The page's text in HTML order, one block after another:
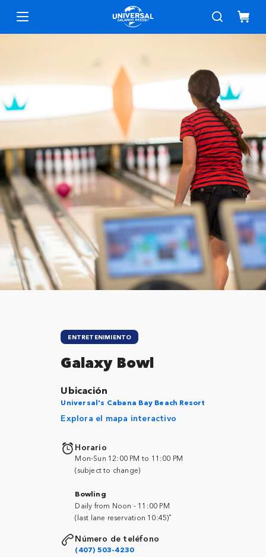
ENTRETENIMIENTO
Galaxy Bowl
Ubicación
Universal's Cabana Bay Beach Resort
Explora el mapa interactivo
Horario
Mon-Sun 12:00 PM to 11:00 PM
(subject to change)
Bowling
Daily from Noon - 11:00 PM
(last lane reservation 10:45)*
Número de teléfono
(407) 503-4230